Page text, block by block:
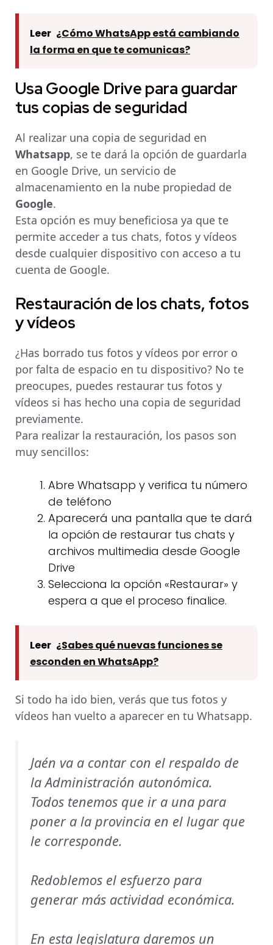
Leer ¿Cómo WhatsApp está cambiando
la forma en que te comunicas?
Usa Google Drive para guardar
tus copias de seguridad
Al realizar una copia de seguridad en
Whatsapp, se te dará la opción de guardarla
en Google Drive, un servicio de
almacenamiento en la nube propiedad de
Google.
Esta opción es muy beneficiosa ya que te
permite acceder a tus chats, fotos y vídeos
desde cualquier dispositivo con acceso a tu
cuenta de Google.
Restauración de los chats, fotos
y vídeos
¿Has borrado tus fotos y vídeos por error o
por falta de espacio en tu dispositivo? No te
preocupes, puedes restaurar tus fotos y
vídeos si has hecho una copia de seguridad
previamente.
Para realizar la restauración, los pasos son
muy sencillos:
Abre Whatsapp y verifica tu número
de teléfono
Aparecerá una pantalla que te dará
la opción de restaurar tus chats y
archivos multimedia desde Google
Drive
Selecciona la opción «Restaurar» y
espera a que el proceso finalice.
Leer ¿Sabes qué nuevas funciones se
esconden en WhatsApp?
Si todo ha ido bien, verás que tus fotos y
vídeos han vuelto a aparecer en tu Whatsapp.
Jaén va a contar con el respaldo de
la Administración autonómica.
Todos tenemos que ir a una para
poner a la provincia en el lugar que
le corresponde.
Redoblemos el esfuerzo para
generar más actividad económica.
En esta legislatura daremos un